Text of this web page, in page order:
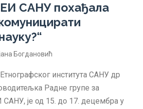
САНУ похађала
Богдановић
института САНУ др
Радне групе за
САНУ, је од 15. до 17. децембра у